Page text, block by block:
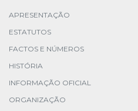
APRESENTAÇÃO
ESTATUTOS
FACTOS E NÚMEROS
HISTÓRIA
INFORMAÇÃO OFICIAL
ORGANIZAÇÃO